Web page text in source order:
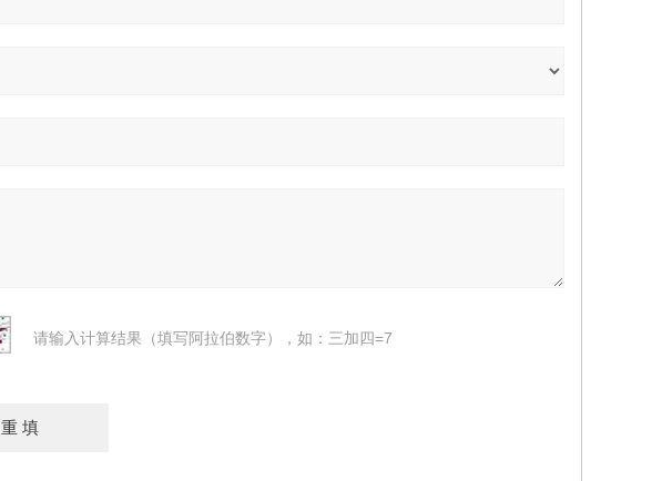
请输入计算结果（填写阿拉伯数字），如：三加四=7